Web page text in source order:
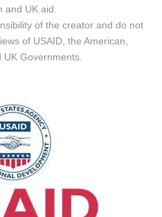
and UK aid.
of the creator and do not
of USAID, the American,
UK Governments.